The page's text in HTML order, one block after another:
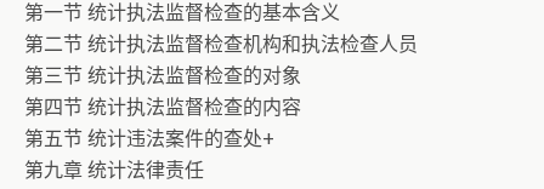
第一节 统计执法监督检查的基本含义
第二节 统计执法监督检查机构和执法检查人员
第三节 统计执法监督检查的对象
第四节 统计执法监督检查的内容
第五节 统计违法案件的查处+
第九章 统计法律责任